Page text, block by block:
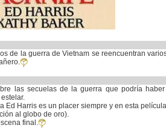
de la guerra de Vietnam se reencuentran
las secuelas de la guerra que podría
Ed Harris es un placer siempre y en esta
al globo de oro).
final.